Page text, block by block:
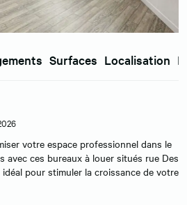
Surfaces Localisation
votre espace professionnel dans le
avec ces bureaux à louer situés rue Des
pour stimuler la croissance de votre